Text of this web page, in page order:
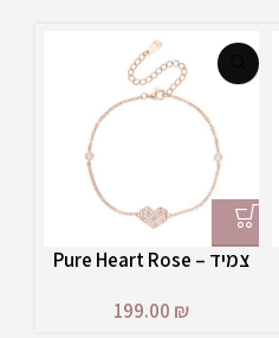
צמיד – Pure Heart Rose
199.00 ₪